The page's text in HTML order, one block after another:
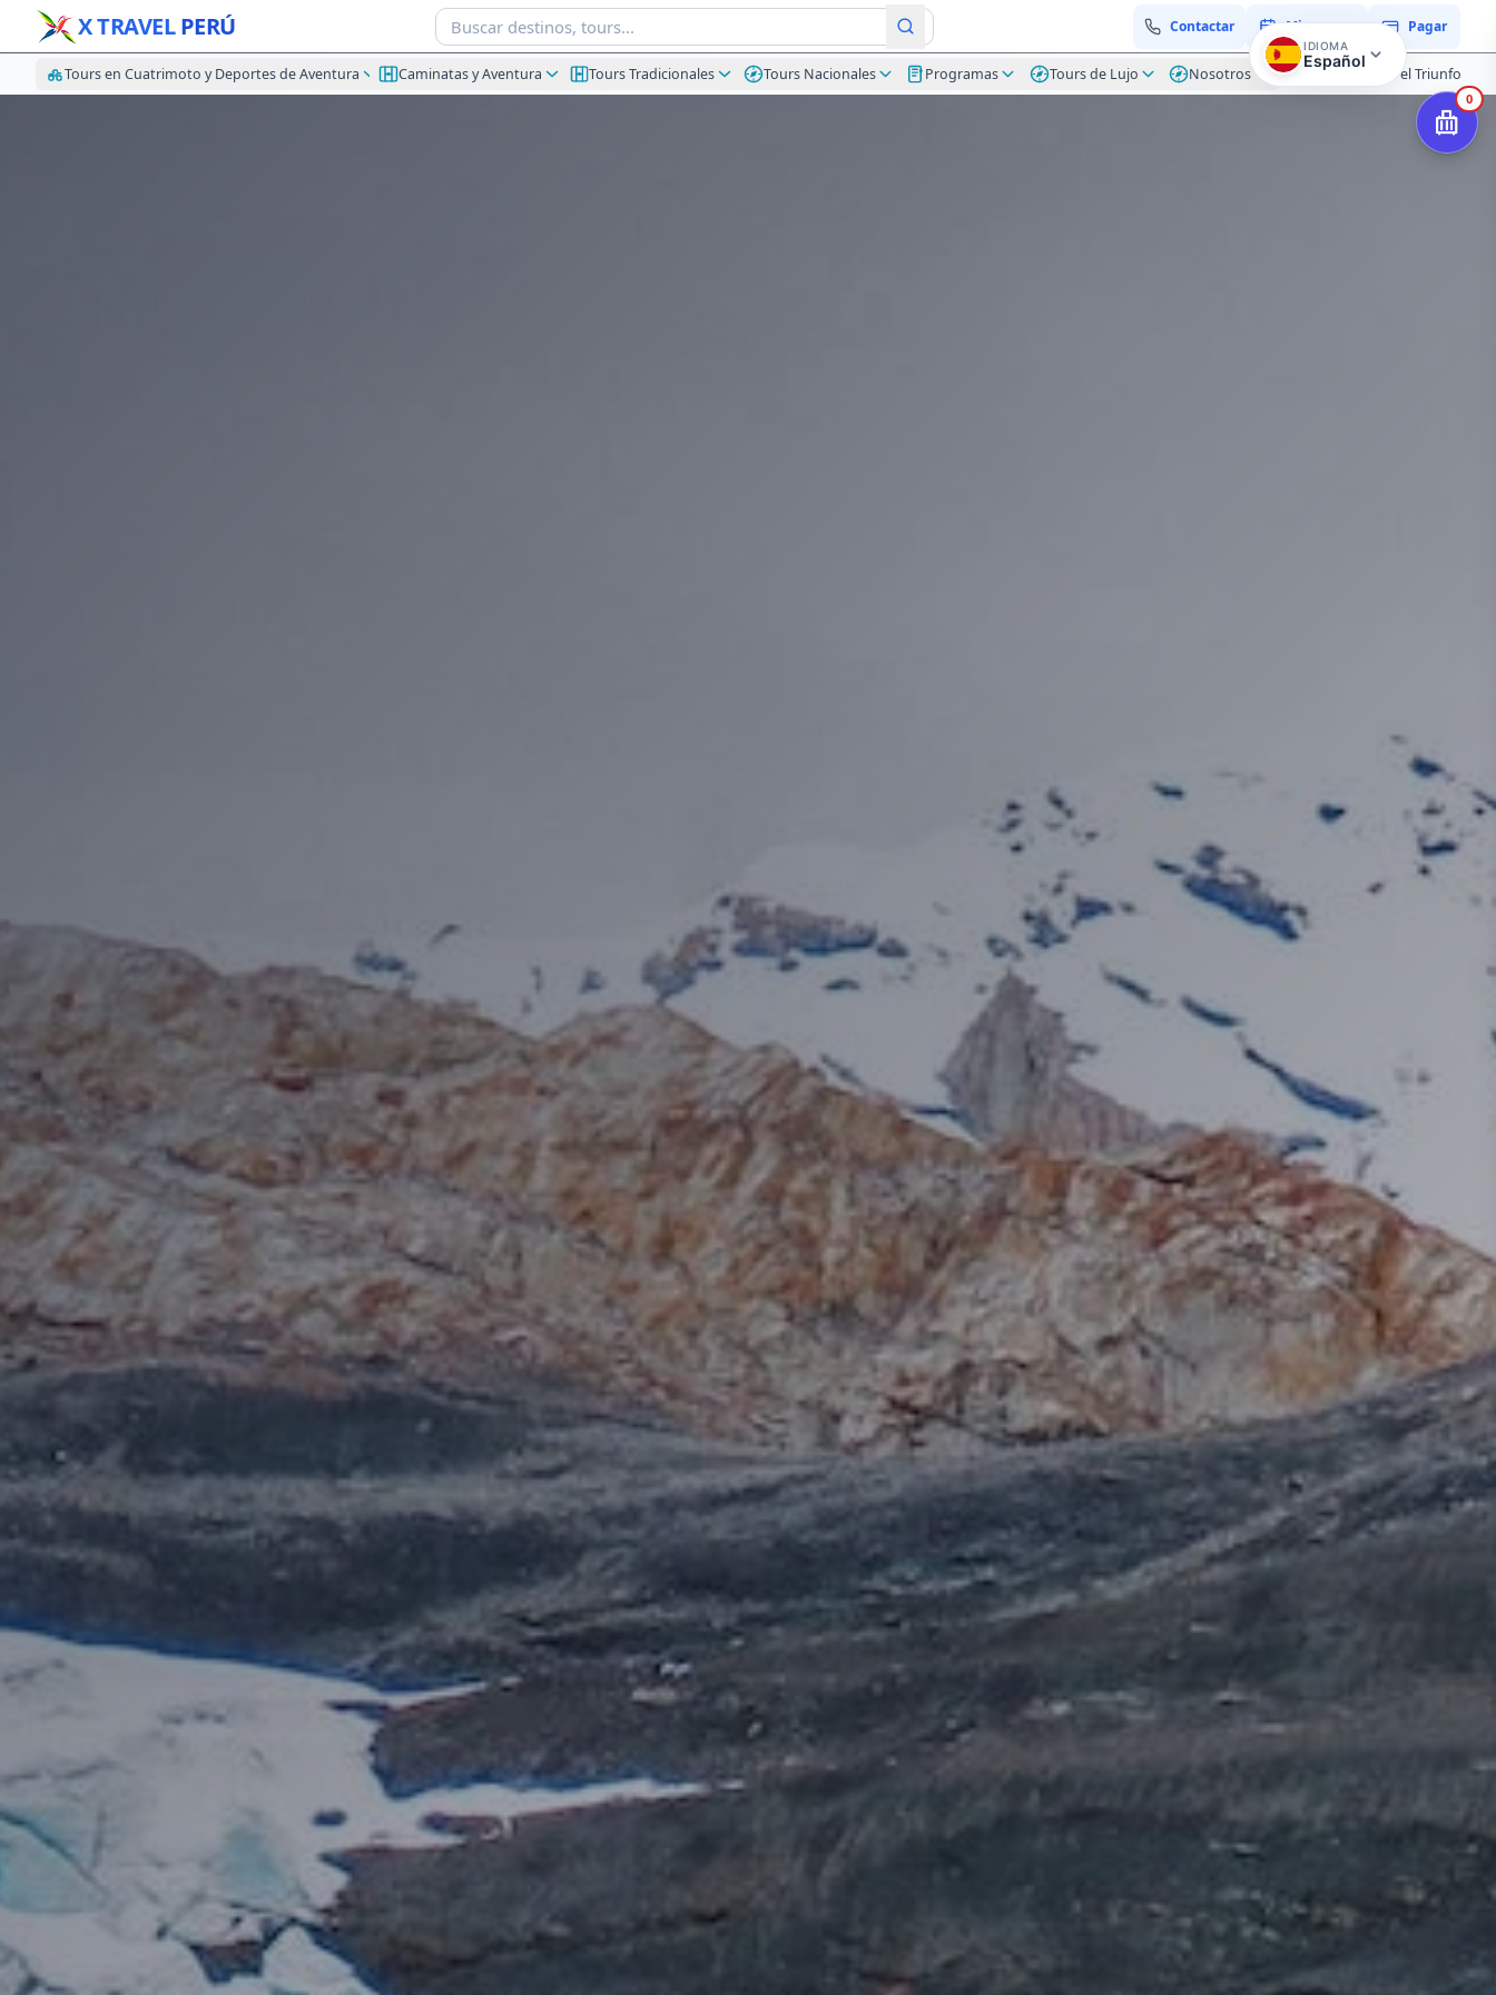
X TRAVEL PERÚ Contactar Mi reserva Pagar
Tours en Cuatrimoto y Deportes de Aventura Caminatas y Aventura Tours Tradicionales Tours Nacionales Programas Tours de Lujo Nosotros Blog Hacienda el Triunfo
IDIOMA
Español
0